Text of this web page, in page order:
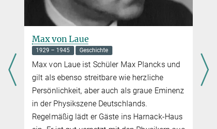
Max von Laue
1929 – 1945 Geschichte
Max von Laue ist Schüler Max Plancks und
gilt als ebenso streitbare wie herzliche
Persönlichkeit, aber auch als graue Eminenz
in der Physikszene Deutschlands.
Regelmäßig lädt er Gäste ins Harnack-Haus